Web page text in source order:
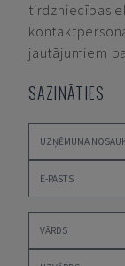
tirdzniecības
jautājumiem
SAZINĀTIES